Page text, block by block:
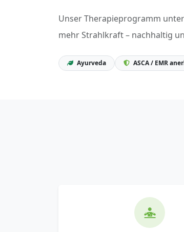
Unser Therapieprogramm
mehr Strahlkraft – nachhaltig
Ayurveda ASCA / EMR